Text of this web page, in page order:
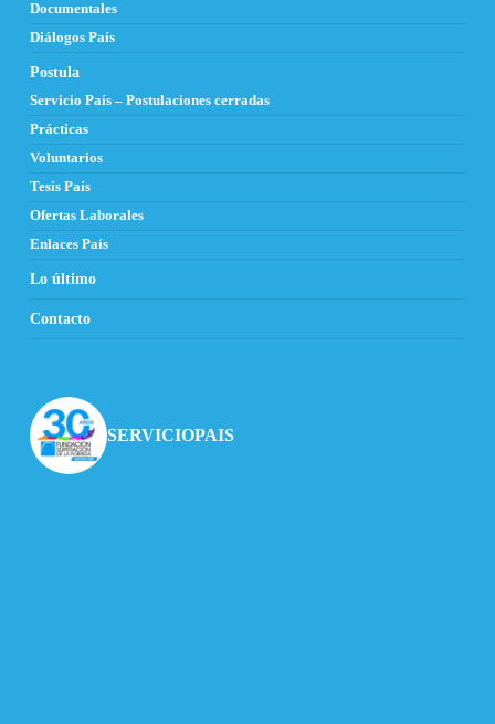
Documentales
Diálogos País
Postula
Servicio País – Postulaciones cerradas
Prácticas
Voluntarios
Tesis País
Ofertas Laborales
Enlaces País
Lo último
Contacto
SERVICIOPAIS